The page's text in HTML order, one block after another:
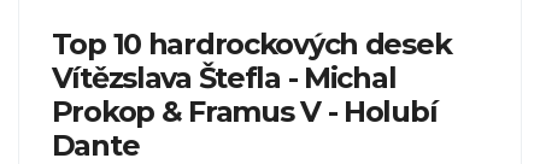
Top 10 hardrockových desek
Vítězslava Štefla - Michal
Prokop & Framus V - Holubí
Dante